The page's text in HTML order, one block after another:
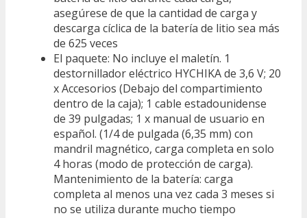
asegúrese de que la cantidad de carga y
descarga cíclica de la batería de litio sea más
de 625 veces
El paquete: No incluye el maletín. 1
destornillador eléctrico HYCHIKA de 3,6 V; 20
x Accesorios (Debajo del compartimiento
dentro de la caja); 1 cable estadounidense
de 39 pulgadas; 1 x manual de usuario en
español. (1/4 de pulgada (6,35 mm) con
mandril magnético, carga completa en solo
4 horas (modo de protección de carga).
Mantenimiento de la batería: carga
completa al menos una vez cada 3 meses si
no se utiliza durante mucho tiempo